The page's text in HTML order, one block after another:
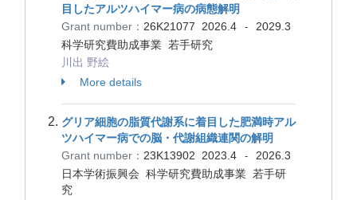
目したアルツハイマー病の病態解明
Grant number： 26K21077 2026.4 -
2029.3
科学研究費助成事業 若手研究
川出 野絵
More details
グリア細胞の脂質代謝系に着目した肥満時アル
ツハイマー病での脳・代謝組織連関の解明
Grant number： 23K13902 2023.4 -
2026.3
日本学術振興会 科学研究費助成事業 若手研
究